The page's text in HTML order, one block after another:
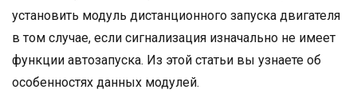
установить модуль дистанционного запуска двигателя
в том случае, если сигнализация изначально не имеет
функции автозапуска. Из этой статьи вы узнаете об
особенностях данных модулей.